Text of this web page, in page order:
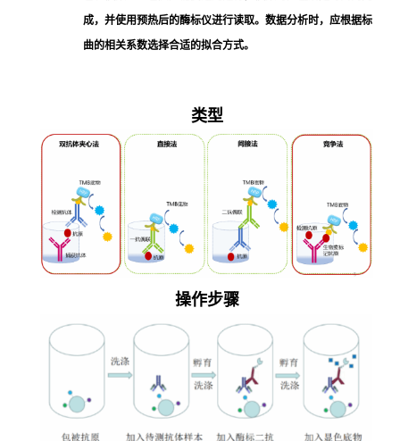
成，并使用预热后的酶标仪进行读取。数据分析时，应根据标
曲的相关系数选择合适的拟合方式。
类型
操作步骤